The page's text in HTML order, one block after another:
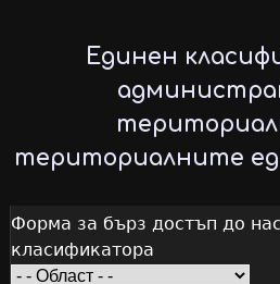
to
main
content
Единен
териториалните
Форма за бърз достъп до
класификатора